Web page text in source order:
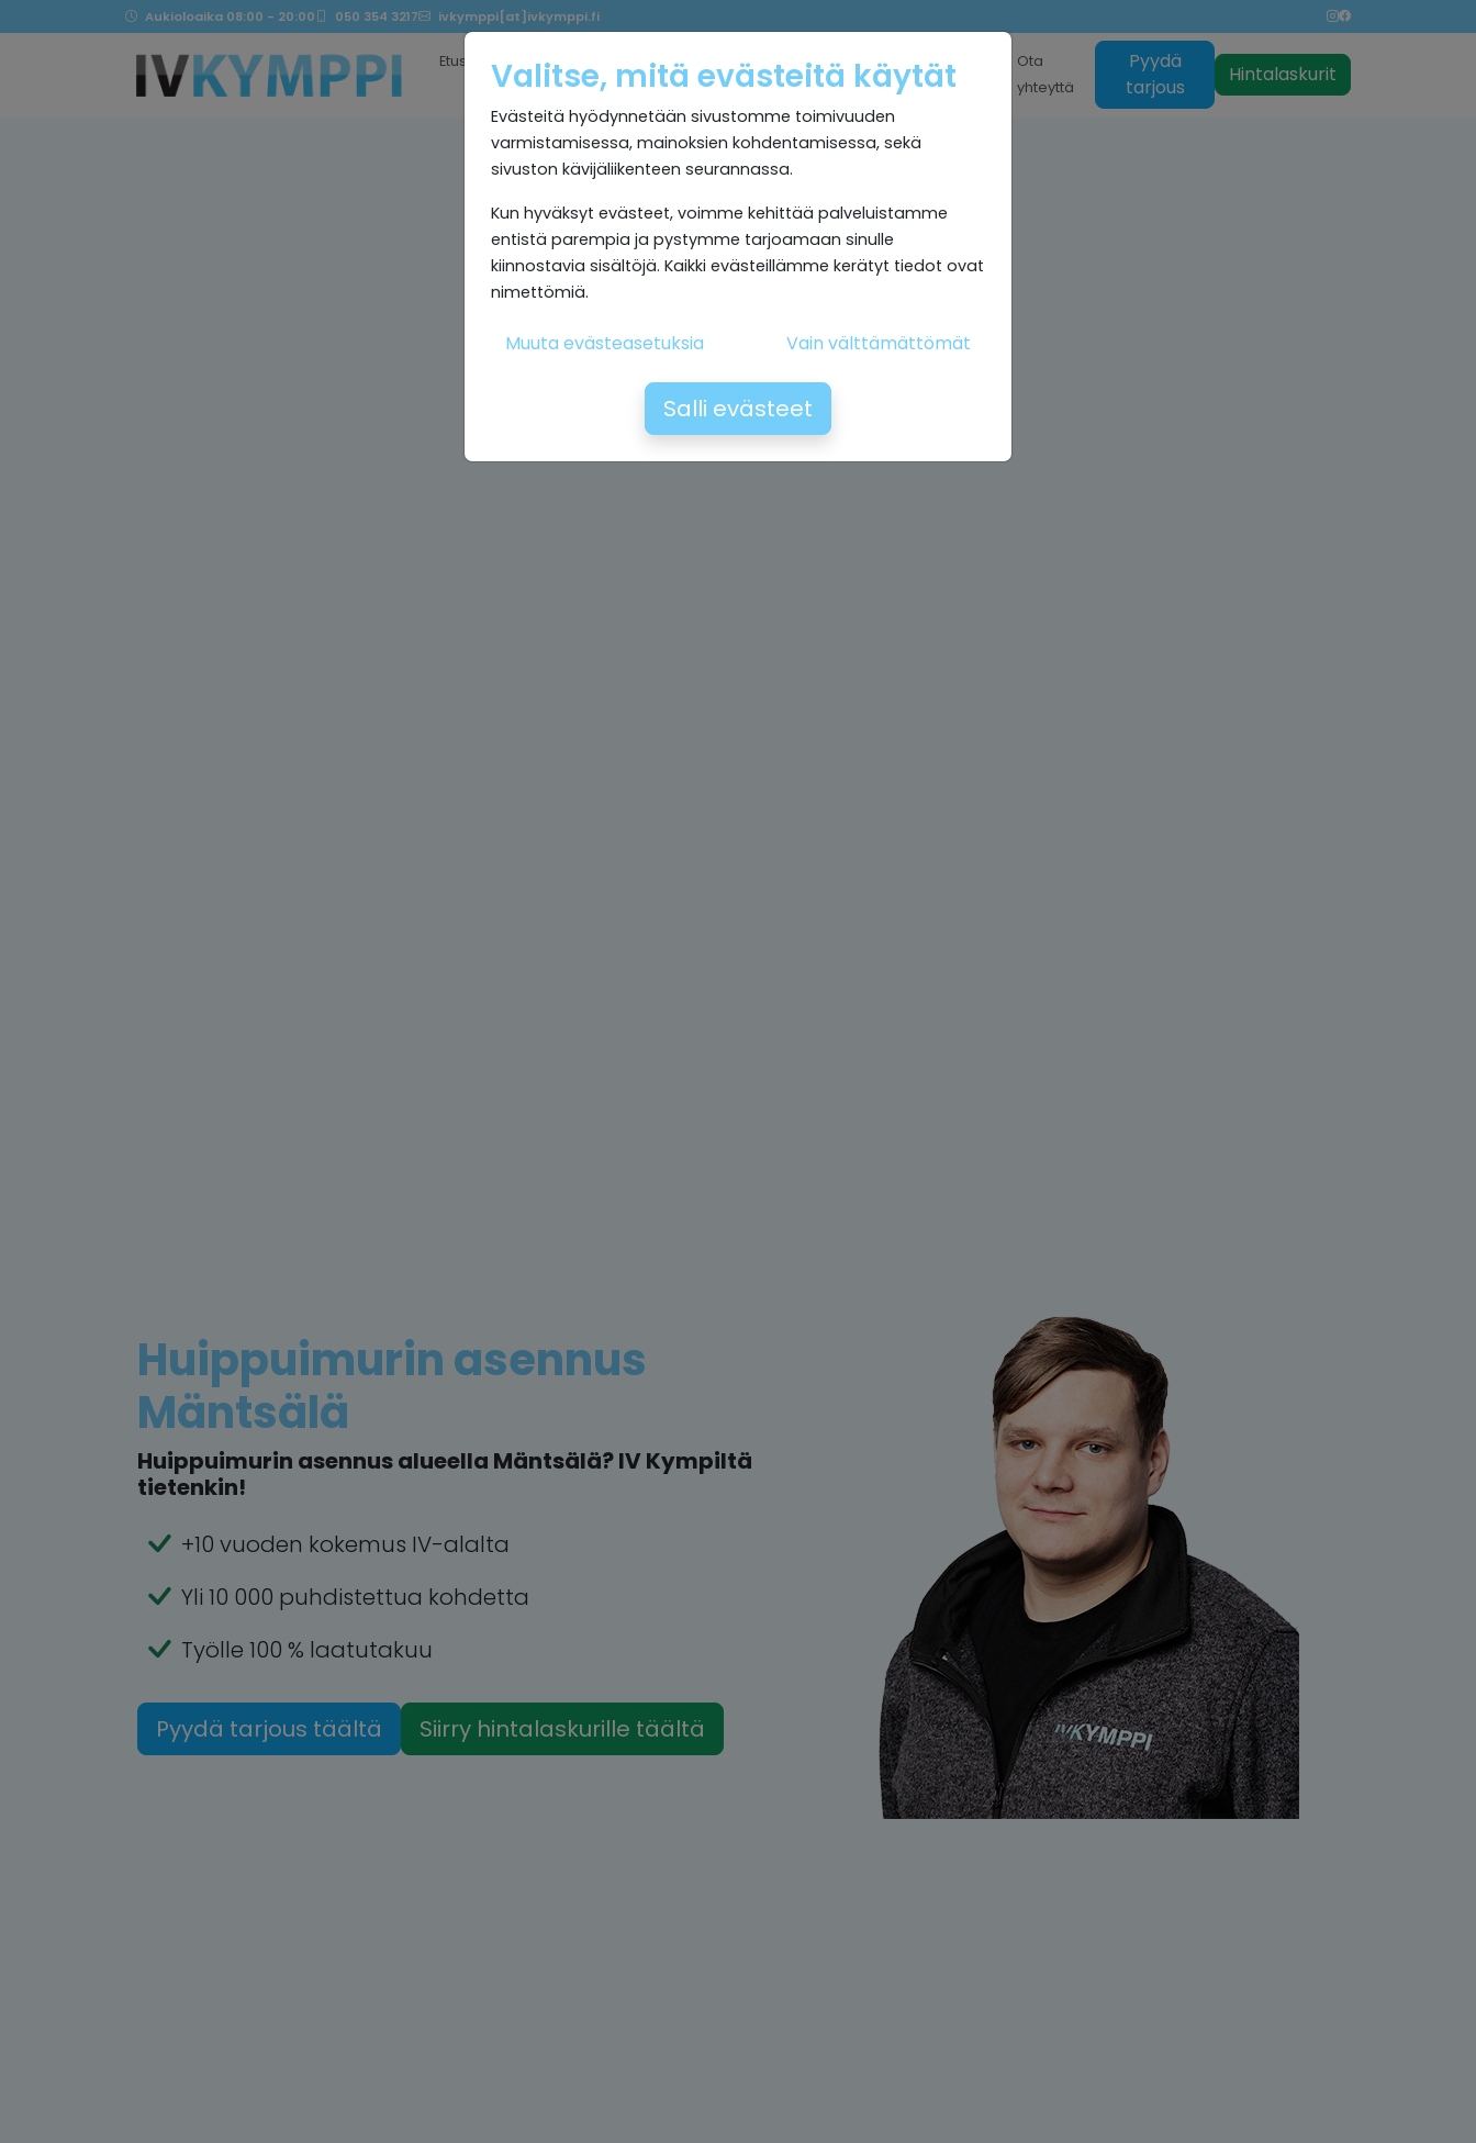
Aukioloaika 08:00 - 20:00 050 354 3217 ivkymppi[at]ivkymppi.fi
Etusivu Palvelumme
Ultrapuhdas
sisäilma
Kymppi
Kokemuksia Rekrytointi
Ota
yhteyttä
Pyydä
tarjous
Hintalaskurit
Huippuimurin asennus
Mäntsälä
Huippuimurin asennus alueella Mäntsälä? IV Kympiltä
tietenkin!
+10 vuoden kokemus IV-alalta
Yli 10 000 puhdistettua kohdetta
Työlle 100 % laatutakuu
Pyydä tarjous täältä Siirry hintalaskurille täältä
Valitse, mitä evästeitä käytät
Evästeitä hyödynnetään sivustomme toimivuuden
varmistamisessa, mainoksien kohdentamisessa, sekä
sivuston kävijäliikenteen seurannassa.
Kun hyväksyt evästeet, voimme kehittää palveluistamme
entistä parempia ja pystymme tarjoamaan sinulle
kiinnostavia sisältöjä. Kaikki evästeillämme kerätyt tiedot ovat
nimettömiä.
Muuta evästeasetuksia Vain välttämättömät
Salli evästeet